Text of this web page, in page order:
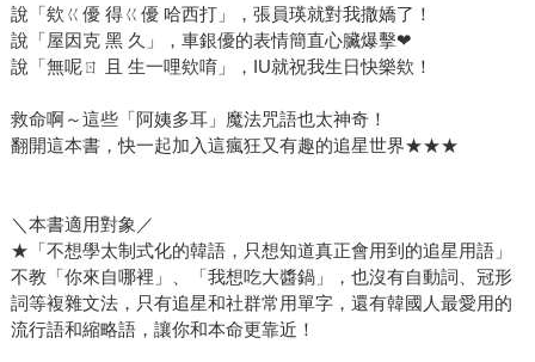
說「欸ㄍ優 得ㄍ優 哈西打」，張員瑛就對我撒嬌了！
說「屋因克 黑 久」，車銀優的表情簡直心臟爆擊❤
說「無呢ㄖ 且 生一哩欸唷」，IU就祝我生日快樂欸！
救命啊～這些「阿姨多耳」魔法咒語也太神奇！
翻開這本書，快一起加入這瘋狂又有趣的追星世界★★★
＼本書適用對象／
★「不想學太制式化的韓語，只想知道真正會用到的追星用語」
不教「你來自哪裡」、「我想吃大醬鍋」，也沒有自動詞、冠形
詞等複雜文法，只有追星和社群常用單字，還有韓國人最愛用的
流行語和縮略語，讓你和本命更靠近！